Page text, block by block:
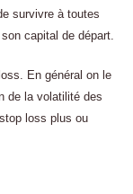
survivre à toutes
capital de départ.
En général on le
de la volatilité des
loss plus ou